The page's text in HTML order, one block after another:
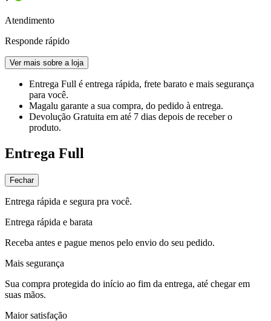
Atendimento
Responde rápido
Ver mais sobre a loja
Entrega Full é entrega rápida, frete barato e mais segurança
para você.
Magalu garante a sua compra, do pedido à entrega.
Devolução Gratuita em até 7 dias depois de receber o
produto.
Entrega Full
Fechar
Entrega rápida e segura pra você.
Entrega rápida e barata
Receba antes e pague menos pelo envio do seu pedido.
Mais segurança
Sua compra protegida do início ao fim da entrega, até chegar em
suas mãos.
Maior satisfação